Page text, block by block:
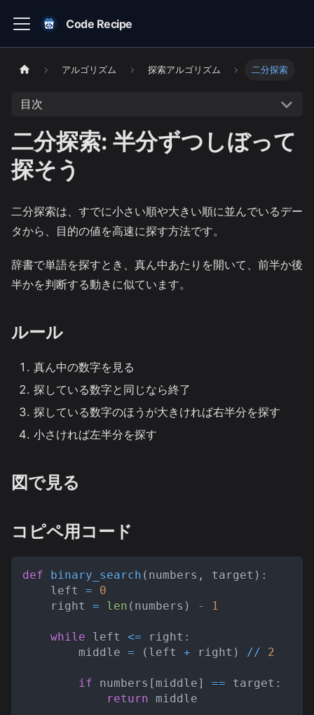
Code Recipe
アルゴリズム 探索アルゴリズム 二分探索
目次
二分探索: 半分ずつしぼって
探そう
二分探索は、すでに小さい順や大きい順に並んでいるデー
タから、目的の値を高速に探す方法です。
辞書で単語を探すとき、真ん中あたりを開いて、前半か後
半かを判断する動きに似ています。
ルール
真ん中の数字を見る
探している数字と同じなら終了
探している数字のほうが大きければ右半分を探す
小さければ左半分を探す
図で見る
コピペ用コード
def binary_search ( numbers , target ) :
    left
=
0
    right
= len ( numbers ) - 1
while left <= right :
        middle
= ( left + right ) // 2
if numbers [ middle] == target :
return middle